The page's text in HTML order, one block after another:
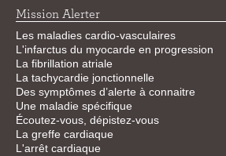
Mission Alerter
Les maladies cardio-vasculaires
L'infarctus du myocarde en progression
La fibrillation atriale
La tachycardie jonctionnelle
Des symptômes d’alerte à connaitre
Une maladie spécifique
Écoutez-vous, dépistez-vous
La greffe cardiaque
L'arrêt cardiaque